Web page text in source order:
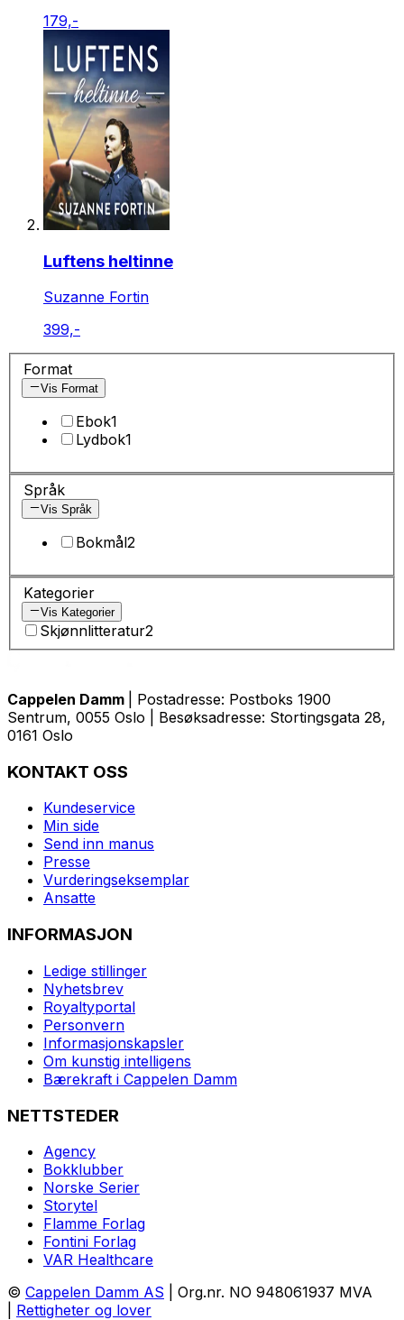
179,-
Luftens heltinne
Suzanne Fortin
399,-
Format
Vis Format
Ebok1
Lydbok1
Språk
Vis Språk
Bokmål2
Kategorier
Vis Kategorier
Skjønnlitteratur2
Cappelen Damm
| Postadresse: Postboks 1900
Sentrum, 0055 Oslo | Besøksadresse: Stortingsgata 28,
0161 Oslo
KONTAKT OSS
Kundeservice
Min side
Send inn manus
Presse
Vurderingseksemplar
Ansatte
INFORMASJON
Ledige stillinger
Nyhetsbrev
Royaltyportal
Personvern
Informasjonskapsler
Om kunstig intelligens
Bærekraft i Cappelen Damm
NETTSTEDER
Agency
Bokklubber
Norske Serier
Storytel
Flamme Forlag
Fontini Forlag
VAR Healthcare
© Cappelen Damm AS | Org.nr. NO 948061937 MVA
Rettigheter og lover